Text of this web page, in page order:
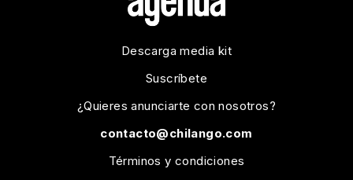
Descarga media kit
Suscríbete
¿Quieres anunciarte con nosotros?
contacto@chilango.com
Términos y condiciones